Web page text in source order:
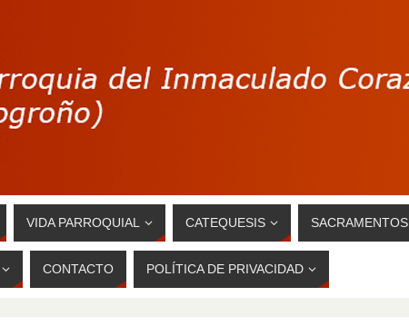
VIDA PARROQUIAL CATEQUESIS SACRAMENTOS
CONTACTO POLÍTICA DE PRIVACIDAD